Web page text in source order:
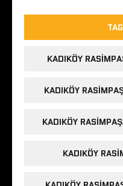
KADIKÖY
KADIKÖY
KADIKÖY
KADIKÖY